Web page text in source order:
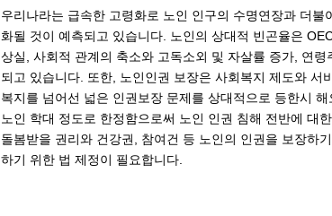
우리나라는 급속한 고령화로 노인 인구의 수명연장과 더
화될 것이 예측되고 있습니다. 노인의 상대적 빈곤율은
상실, 사회적 관계의 축소와 고독소외 및 자살률 증가, 연
되고 있습니다. 또한, 노인인권 보장은 사회복지 제도와
복지를 넘어선 넓은 인권보장 문제를 상대적으로 등한시
노인 학대 정도로 한정함으로써 노인 인권 침해 전반에 대
돌봄받을 권리와 건강권, 참여건 등 노인의 인권을 보장하
하기 위한 법 제정이 필요합니다.